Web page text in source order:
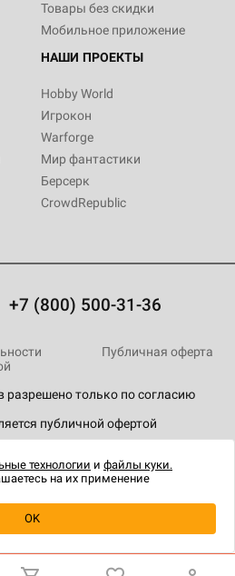
о наличии
Товары без скидки
Мобильное приложение
НАШИ ПРОЕКТЫ
Hobby World
Игрокон
Warforge
Мир фантастики
Берсерк
CrowdRepublic
+7 (800) 500-31-36
разрешено только по согласию
публичной офертой
Публичная оферта
технологии и файлы куки.
на их применение
OK